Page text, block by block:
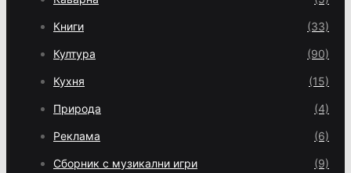
Книги (33)
Култура (90)
Кухня (15)
Природа (4)
Реклама (6)
Сборник с музикални игри (9)